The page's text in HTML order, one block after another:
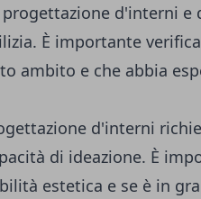
d'interni e
È importante
ambito e che abbia
d'interni
di ideazione. È
estetica e se è in